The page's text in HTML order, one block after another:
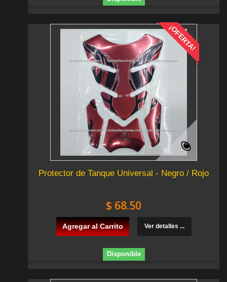
¡OFERTA!
Protector de Tanque Universal - Negro / Rojo
$ 68.50
Agregar al Carrito Ver detalles ...
Disponible